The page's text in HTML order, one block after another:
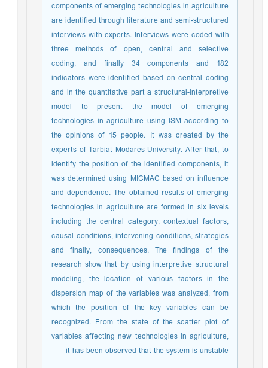
components of emerging technologies in agriculture
are identified through literature and semi-structured
interviews with experts. Interviews were coded with
three methods of open, central and selective
coding, and finally 34 components and 182
indicators were identified based on central coding
and in the quantitative part a structural-interpretive
model to present the model of emerging
technologies in agriculture using ISM according to
the opinions of 15 people. It was created by the
experts of Tarbiat Modares University. After that, to
identify the position of the identified components, it
was determined using MICMAC based on influence
and dependence. The obtained results of emerging
technologies in agriculture are formed in six levels
including the central category, contextual factors,
causal conditions, intervening conditions, strategies
and finally, consequences. The findings of the
research show that by using interpretive structural
modeling, the location of various factors in the
dispersion map of the variables was analyzed, from
which the position of the key variables can be
recognized. From the state of the scatter plot of
variables affecting new technologies in agriculture,
it has been observed that the system is unstable